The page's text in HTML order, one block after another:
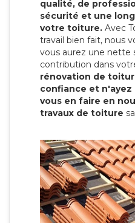
qualité, de
sécurité et une
votre toiture. Avec
travail bien fait, nous
vous aurez une nette
contribution dans
rénovation de
confiance et n'ayez
vous en faire en
travaux de toiture